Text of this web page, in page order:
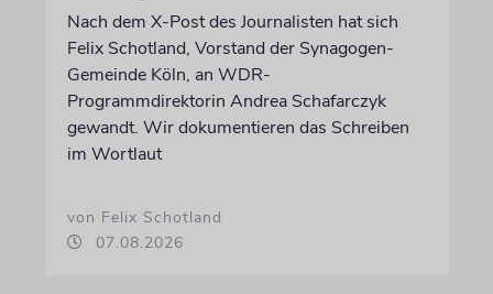
Nach dem X-Post des Journalisten hat sich
Felix Schotland, Vorstand der Synagogen-
Gemeinde Köln, an WDR-
Programmdirektorin Andrea Schafarczyk
gewandt. Wir dokumentieren das Schreiben
im Wortlaut
von Felix Schotland
07.08.2026